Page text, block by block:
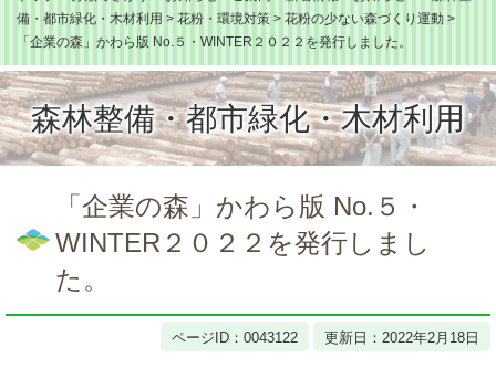
備・都市緑化・木材利用 > 花粉・環境対策 > 花粉の少ない森づくり運動 >
「企業の森」かわら版 No.５・WINTER２０２２を発行しました。
森林整備・都市緑化・木材利用
「企業の森」かわら版 No.５・
WINTER２０２２を発行しまし
た。
ページID：0043122 更新日：2022年2月18日